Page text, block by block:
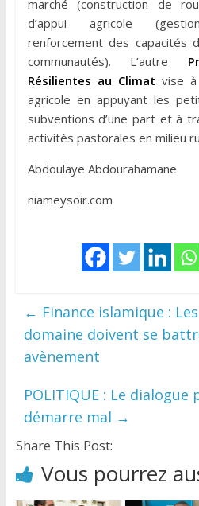
marché (construction de
d’appui agricole
renforcement des capacités
communautés). L’autre
Résilientes au Climat vise
agricole en appuyant les
subventions d’une part et à
activités pastorales en milieu
Abdoulaye Abdourahamane
niameysoir.com
← Finance islamique :
domaine doivent se
avènement
POLITIQUE : Le
démarre mal →
Share This Post:
Vous pourrez